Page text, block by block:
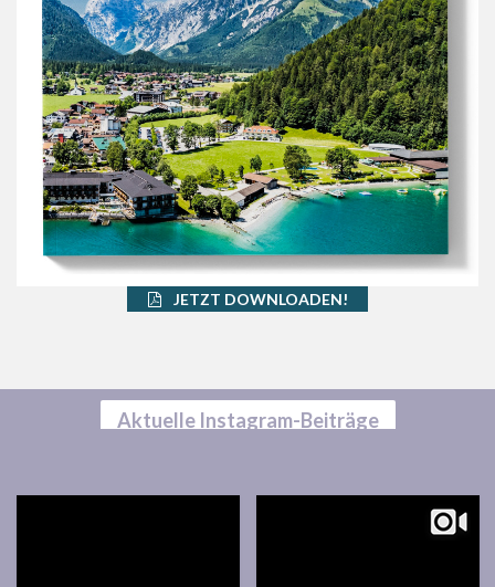
JETZT DOWNLOADEN!
Aktuelle Instagram-Beiträge